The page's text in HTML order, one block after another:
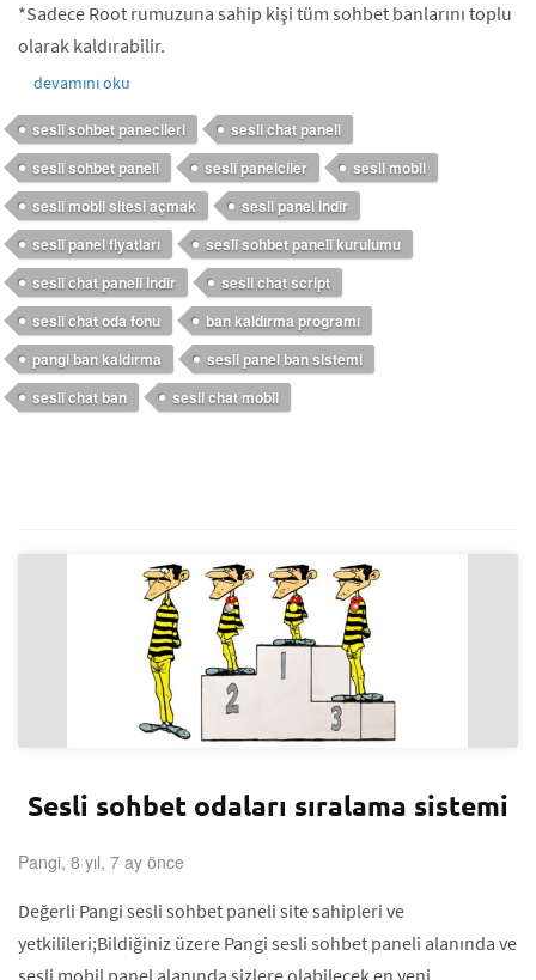
*Sadece Root rumuzuna sahip kişi tüm sohbet banlarını toplu
olarak kaldırabilir.
devamını oku
sesli sohbet panecileri
sesli chat paneli
sesli sohbet paneli
sesli panelciler
sesli mobil
sesli mobil sitesi açmak
sesli panel indir
sesli panel fiyatları
sesli sohbet paneli kurulumu
sesli chat paneli indir
sesli chat script
sesli chat oda fonu
ban kaldırma programı
pangi ban kaldırma
sesli panel ban sistemi
sesli chat ban
sesli chat mobil
Sesli sohbet odaları sıralama sistemi
Pangi, 8 yıl, 7 ay önce
Değerli Pangi sesli sohbet paneli site sahipleri ve
yetkilileri;Bildiğiniz üzere Pangi sesli sohbet paneli alanında ve
sesli mobil panel alanında sizlere olabilecek en yeni